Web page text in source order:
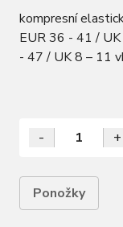
kompresní
EUR 36 - 41 /
- 47 / UK 8 – 11
od chodidla po
- +
Ponožky